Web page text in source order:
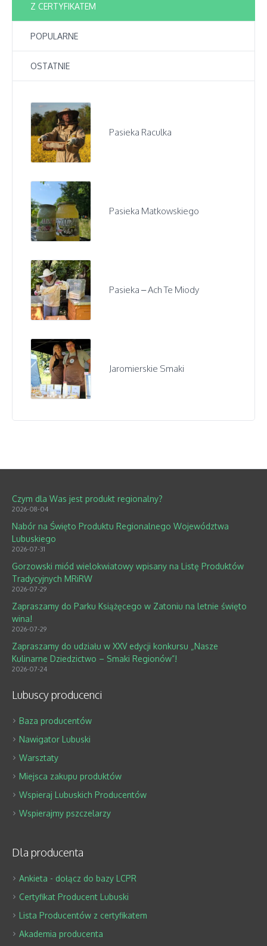
Z CERTYFIKATEM
POPULARNE
OSTATNIE
Pasieka Raculka
Pasieka Matkowskiego
Pasieka – Ach Te Miody
Jaromierskie Smaki
Czym dla Was jest produkt regionalny?
2026-08-04
Nabór na Święto Produktu Regionalnego Województwa
Lubuskiego
2026-07-31
Gorzowski miód wielokwiatowy wpisany na Listę Produktów
Tradycyjnych MRiRW
2026-07-29
Zapraszamy do Parku Książęcego w Zatoniu na letnie święto
wina!
2026-07-29
Zapraszamy do udziału w XXV edycji konkursu „Nasze
Kulinarne Dziedzictwo – Smaki Regionów”!
2026-07-24
Lubuscy producenci
Baza producentów
Nawigator Lubuski
Warsztaty
Miejsca zakupu produktów
Wspieraj Lubuskich Producentów
Wspierajmy pszczelarzy
Dla producenta
Ankieta - dołącz do bazy LCPR
Certyfikat Producent Lubuski
Lista Producentów z certyfikatem
Akademia producenta